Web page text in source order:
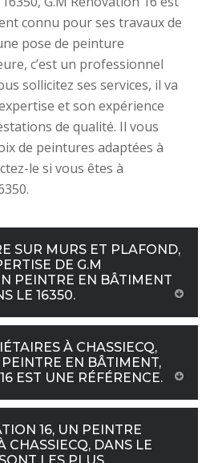
connu pour ses travaux de
pose de peinture
c’est un professionnel
sollicitez ses services, il va
et son expérience
de qualité. Il vous
de peintures adaptées à
le si vous êtes à
SUR MURS ET PLAFOND,
DE G.M
PEINTRE EN BÂTIMENT
LE 16350.
À CHASSIECQ,
EN BÂTIMENT,
EST UNE RÉFÉRENCE.
16, UN PEINTRE
CHASSIECQ, DANS LE